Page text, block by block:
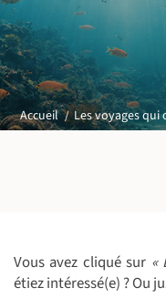
Accueil Les voyages qui
Vous avez cliqué sur «
étiez intéressé(e) ? Ou